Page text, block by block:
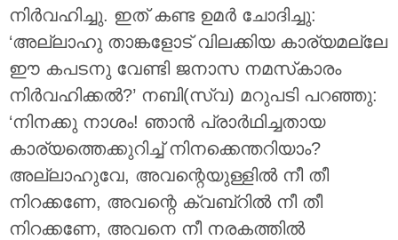
നിർവഹിച്ചു. ഇത് കണ്ട ഉമർ ചോദിച്ചു:
‘അല്ലാഹു താങ്കളോട് വിലക്കിയ കാര്യമല്ലേ
ഈ കപടനു വേണ്ടി ജനാസ നമസ്‌കാരം
നിർവഹിക്കൽ?’ നബി(സ്വ) മറുപടി പറഞ്ഞു:
‘നിനക്കു നാശം! ഞാൻ പ്രാർഥിച്ചതായ
കാര്യത്തെക്കുറിച്ച് നിനക്കെന്തറിയാം?
അല്ലാഹുവേ, അവന്റെയുള്ളിൽ നീ തീ
നിറക്കണേ, അവന്റെ ക്വബ്‌റിൽ നീ തീ
നിറക്കണേ, അവനെ നീ നരകത്തിൽ